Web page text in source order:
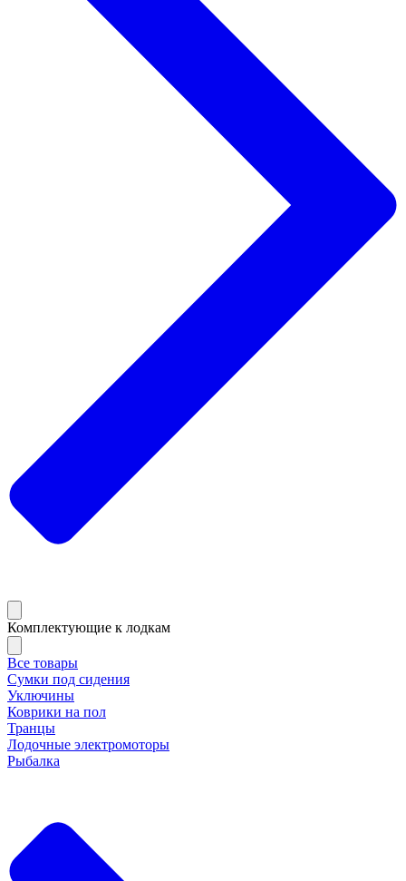
Комплектующие к лодкам
Все товары
Сумки под сидения
Уключины
Коврики на пол
Транцы
Лодочные электромоторы
Рыбалка